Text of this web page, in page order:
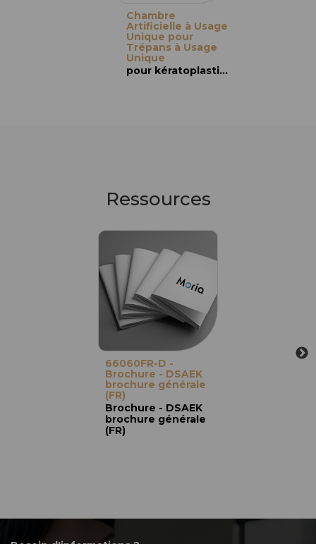
Chambre
Artificielle à Usage
Unique pour
Trépans à Usage
Unique
pour kératoplastie : KT & KLAP
Ressources
66060FR-D -
Brochure - DSAEK
brochure générale
(FR)
Brochure - DSAEK
brochure générale
(FR)